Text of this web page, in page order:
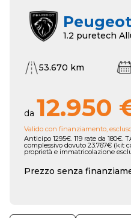
1.2 puretech
53.670 km
da 12.950
Valido con finanziamento,
Anticipo 1295€. 119 rate da 180€.
complessivo dovuto 23.767€ (kit
proprietà e immatricolazione
Prezzo senza